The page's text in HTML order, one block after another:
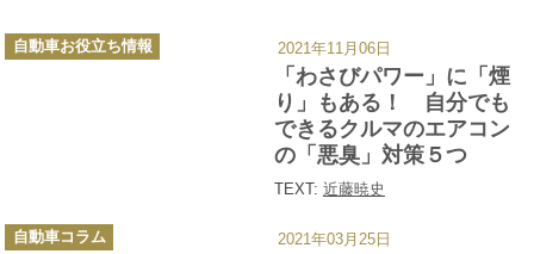
「わさびパワー」に「煙
り」もある！ 自分でも
できるクルマのエアコン
の「悪臭」対策５つ
TEXT: 近藤暁史
カ
テ
自動車お役立ち情報 2021年11月06日
カ
テ
自動車コラム 2021年03月25日